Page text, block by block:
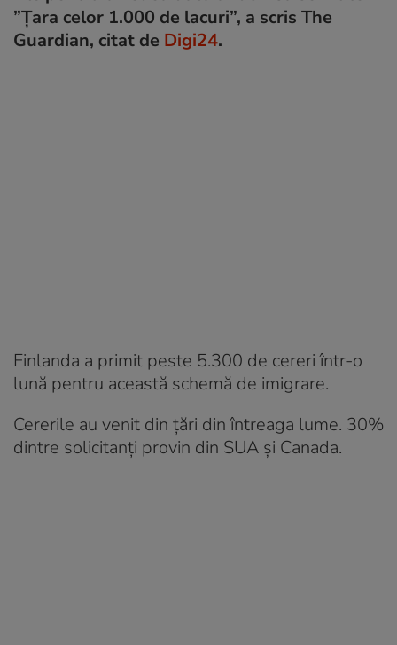
”Țara celor 1.000 de lacuri”, a scris The
Guardian, citat de Digi24.
Finlanda a primit peste 5.300 de cereri într-o
lună pentru această schemă de imigrare.
Cererile au venit din țări din întreaga lume. 30%
dintre solicitanți provin din SUA și Canada.